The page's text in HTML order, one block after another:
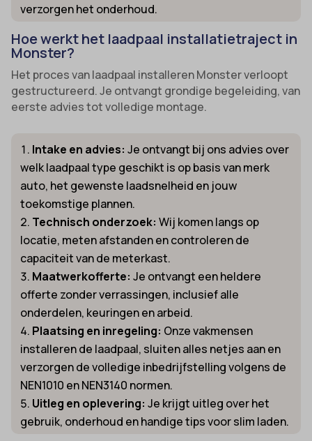
verzorgen het onderhoud.
Hoe werkt het laadpaal installatietraject in
Monster?
Het proces van laadpaal installeren Monster verloopt
gestructureerd. Je ontvangt grondige begeleiding, van
eerste advies tot volledige montage.
Intake en advies: Je ontvangt bij ons advies over
welk laadpaal type geschikt is op basis van merk
auto, het gewenste laadsnelheid en jouw
toekomstige plannen.
Technisch onderzoek: Wij komen langs op
locatie, meten afstanden en controleren de
capaciteit van de meterkast.
Maatwerkofferte: Je ontvangt een heldere
offerte zonder verrassingen, inclusief alle
onderdelen, keuringen en arbeid.
Plaatsing en inregeling: Onze vakmensen
installeren de laadpaal, sluiten alles netjes aan en
verzorgen de volledige inbedrijfstelling volgens de
NEN1010 en NEN3140 normen.
Uitleg en oplevering: Je krijgt uitleg over het
gebruik, onderhoud en handige tips voor slim laden.